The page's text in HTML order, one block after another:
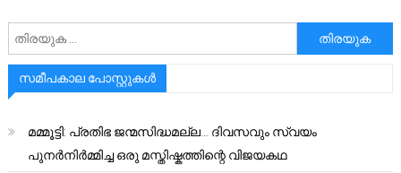
അനേഷിക്കുക
സമീപകാല പോസ്റ്റുകൾ
മമ്മൂട്ടി: പ്രതിഭ ജന്മസിദ്ധമല്ല… ദിവസവും സ്വയം
പുനർനിർമ്മിച്ച ഒരു മസ്തിഷ്കത്തിന്റെ വിജയകഥ